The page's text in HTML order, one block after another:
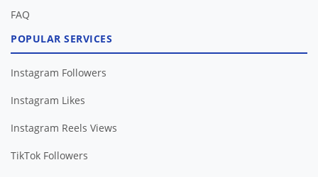
FAQ
POPULAR SERVICES
Instagram Followers
Instagram Likes
Instagram Reels Views
TikTok Followers